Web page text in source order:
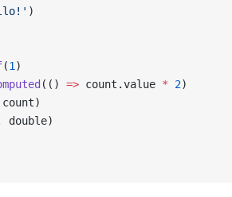
)
(1 )
(() => count.value * 2)
double)